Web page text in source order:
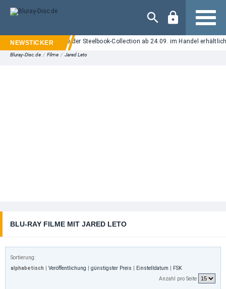
Navigation
Blu-ray: Neuauflage der Steelbook-Collection ab 24.09. im Handel erhältlich -
Bluray-Disc.de / Filme / Jared Leto
BLU-RAY FILME MIT JARED LETO
Sortierung:
alphabetisch
Veröffentlichung günstigster Preis Einstelldatum
FSK
Anzahl pro Seite